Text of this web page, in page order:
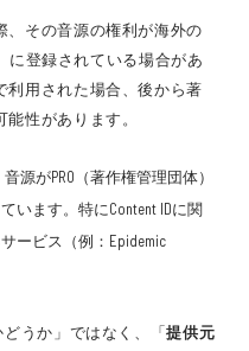
、その音源の権利が海外の
に登録されている場合があ
利用された場合、後から著
性があります。
源がPRO（著作権管理団体）
います。特にContent IDに関
ービス（例：Epidemic
どうか」ではなく、「提供元